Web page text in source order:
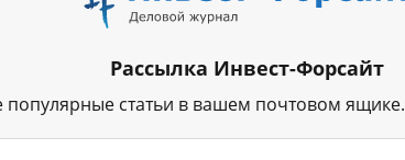
Рассылка Инвест-Форсайт
статьи в вашем почтовом ящике.